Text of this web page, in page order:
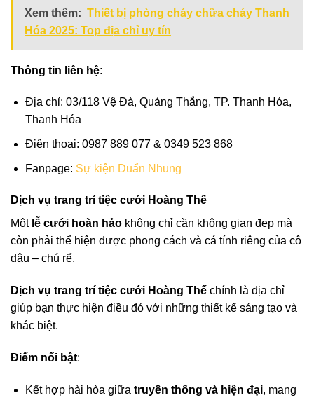
Xem thêm: Thiết bị phòng cháy chữa cháy Thanh
Hóa 2025: Top địa chỉ uy tín
Thông tin liên hệ:
Địa chỉ: 03/118 Vệ Đà, Quảng Thắng, TP. Thanh Hóa,
Thanh Hóa
Điện thoại: 0987 889 077 & 0349 523 868
Fanpage: Sự kiện Duẩn Nhung
Dịch vụ trang trí tiệc cưới Hoàng Thế
Một lễ cưới hoàn hảo không chỉ cần không gian đẹp mà
còn phải thể hiện được phong cách và cá tính riêng của cô
dâu – chú rể.
Dịch vụ trang trí tiệc cưới Hoàng Thế chính là địa chỉ
giúp bạn thực hiện điều đó với những thiết kế sáng tạo và
khác biệt.
Điểm nổi bật:
Kết hợp hài hòa giữa truyền thống và hiện đại, mang